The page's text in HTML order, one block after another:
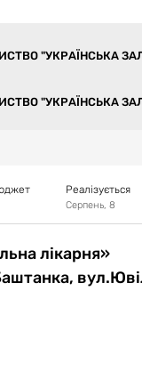
"УКРАЇНСЬКА
"УКРАЇНСЬКА
Реалізується
Серпень, 8
лікарня»